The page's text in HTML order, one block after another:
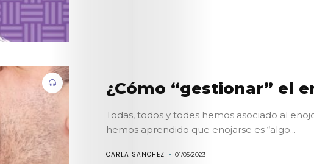
¿Cómo “gestionar” el
Todas, todos y todes hemos asociado al
hemos aprendido que enojarse es “algo...
CARLA SANCHEZ 01/05/2023